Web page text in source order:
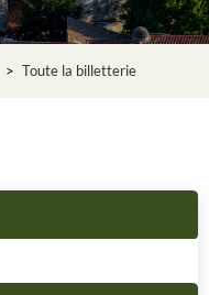
> Toute la billetterie